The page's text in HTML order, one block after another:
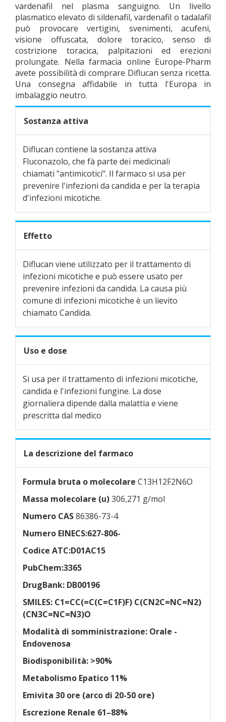
vardenafil nel plasma sanguigno. Un livello
plasmatico elevato di sildenafil, vardenafil o tadalafil
può provocare vertigini, svenimenti, acufeni,
visione offuscata, dolore toracico, senso di
costrizione toracica, palpitazioni ed erezioni
prolungate. Nella farmacia online Europe-Pharm
avete possibilità di comprare Diflucan senza ricetta.
Una consegna affidabile in tutta l'Europa in
imbalaggio neutro.
Sostanza attiva
Diflucan contiene la sostanza attiva
Fluconazolo, che fà parte dei medicinali
chiamati "antimicotici". Il farmaco si usa per
prevenire l'infezioni da candida e per la terapia
d'infezioni micotiche.
Effetto
Diflucan viene utilizzato per il trattamento di
infezioni micotiche e può essere usato per
prevenire infezioni da candida. La causa più
comune di infezioni micotiche è un lievito
chiamato Candida.
Uso e dose
Si usa per il trattamento di infezioni micotiche,
candida e l'infezioni fungine. La dose
giornaliera dipende dalla malattia e viene
prescritta dal medico
La descrizione del farmaco
Formula bruta o molecolare C13H12F2N6O
Massa molecolare (u)306,271 g/mol
Numero CAS86386-73-4
Numero EINECS:627-806-
Codice ATC:D01AC15
PubChem:3365
DrugBank: DB00196
SMILES: C1=CC(=C(C=C1F)F) C(CN2C=NC=N2)
(CN3C=NC=N3)O
Modalità di somministrazione: Orale -
Endovenosa
Biodisponibilità: >90%
Metabolismo Epatico 11%
Emivita 30 ore (arco di 20-50 ore)
Escrezione Renale 61–88%